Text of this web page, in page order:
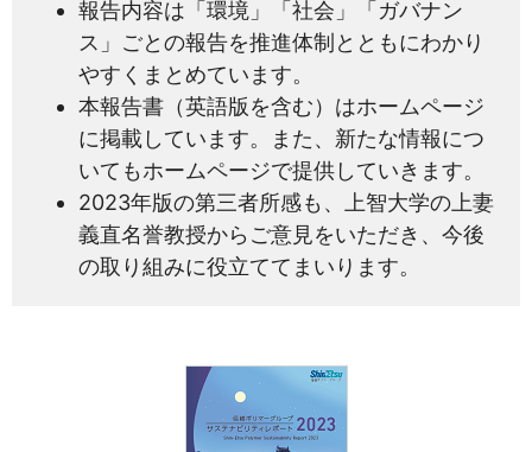
報告内容は「環境」「社会」「ガバナン
ス」ごとの報告を推進体制とともにわかり
やすくまとめています。
本報告書（英語版を含む）はホームページ
に掲載しています。また、新たな情報につ
いてもホームページで提供していきます。
2023年版の第三者所感も、上智大学の上妻
義直名誉教授からご意見をいただき、今後
の取り組みに役立ててまいります。